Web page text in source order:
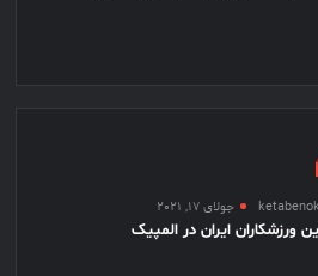
جولای 17, 2021
ورزشکاران ایران در المپیک